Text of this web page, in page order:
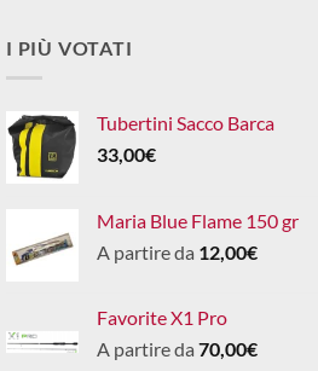
I PIÙ VOTATI
Tubertini Sacco Barca
33,00€
Maria Blue Flame 150 gr
A partire da 12,00€
Favorite X1 Pro
A partire da 70,00€